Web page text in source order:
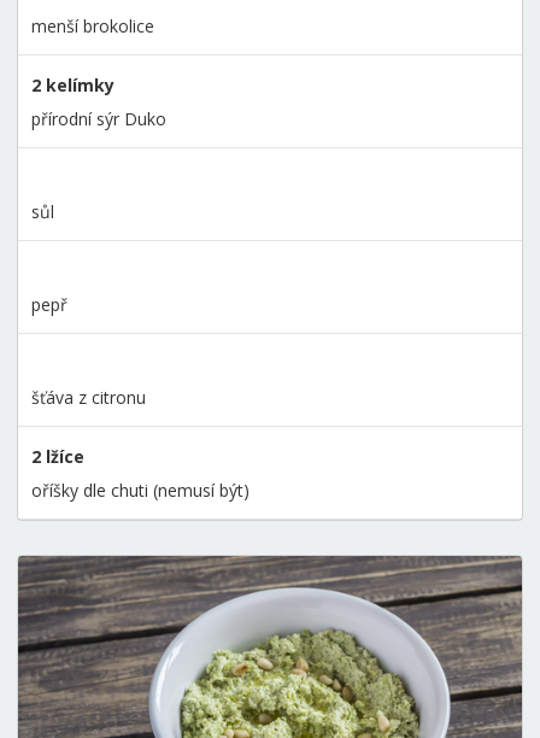
menší brokolice
2 kelímky
přírodní sýr Duko
sůl
pepř
šťáva z citronu
2 lžíce
oříšky dle chuti (nemusí být)